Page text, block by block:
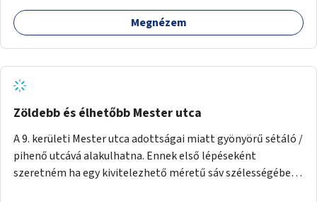
Megnézem
Zöldebb és élhetőbb Mester utca
A 9. kerületi Mester utca adottságai miatt gyönyörű sétáló /
pihenő utcává alakulhatna. Ennek első lépéseként
szeretném ha egy kivitelezhető méretű sáv szélességében